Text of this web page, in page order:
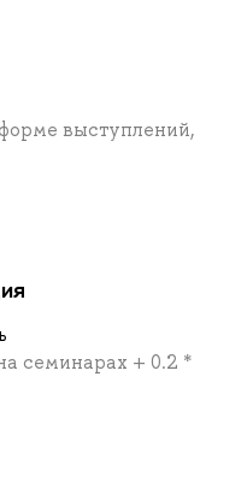
выступлений,
семинарах + 0.2 *